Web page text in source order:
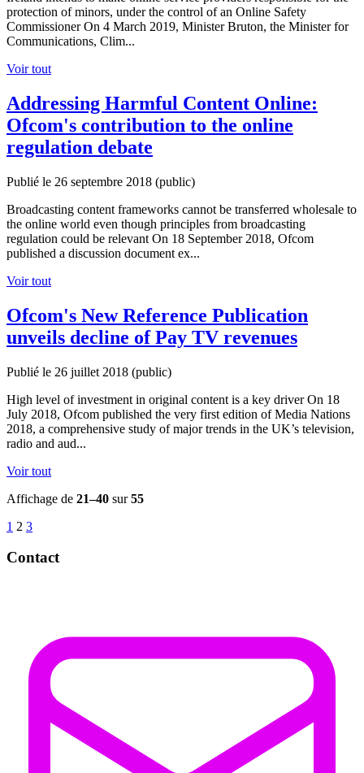
protection of minors, under the control of an Online Safety
Commissioner On 4 March 2019, Minister Bruton, the Minister for
Communications, Clim...
Voir tout
Addressing Harmful Content Online:
Ofcom's contribution to the online
regulation debate
Publié le 26 septembre 2018 (public)
Broadcasting content frameworks cannot be transferred wholesale to
the online world even though principles from broadcasting
regulation could be relevant On 18 September 2018, Ofcom
published a discussion document ex...
Voir tout
Ofcom's New Reference Publication
unveils decline of Pay TV revenues
Publié le 26 juillet 2018 (public)
High level of investment in original content is a key driver On 18
July 2018, Ofcom published the very first edition of Media Nations
2018, a comprehensive study of major trends in the UK’s television,
radio and aud...
Voir tout
Affichage de 21–40 sur55
1 2 3
Contact